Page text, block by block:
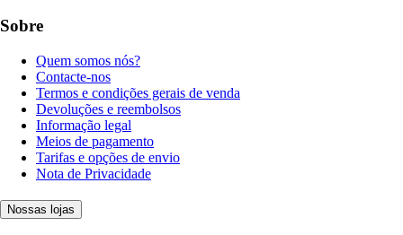
Sobre
Quem somos nós?
Contacte-nos
Termos e condições gerais de venda
Devoluções e reembolsos
Informação legal
Meios de pagamento
Tarifas e opções de envio
Nota de Privacidade
Nossas lojas